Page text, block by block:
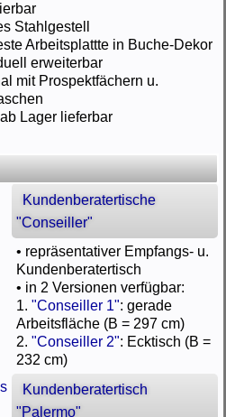
Stahlgestell
Arbeitsplattte in Buche-Dekor
erweiterbar
mit Prospektfächern u.
Lager lieferbar
Kundenberatertische
"Conseiller"
• repräsentativer Empfangs- u.
Kundenberatertisch
• in 2 Versionen verfügbar:
1. "Conseiller 1": gerade
Arbeitsfläche (B = 297 cm)
2. "Conseiller 2": Ecktisch (B =
232 cm)
Kundenberatertisch
"Palermo"